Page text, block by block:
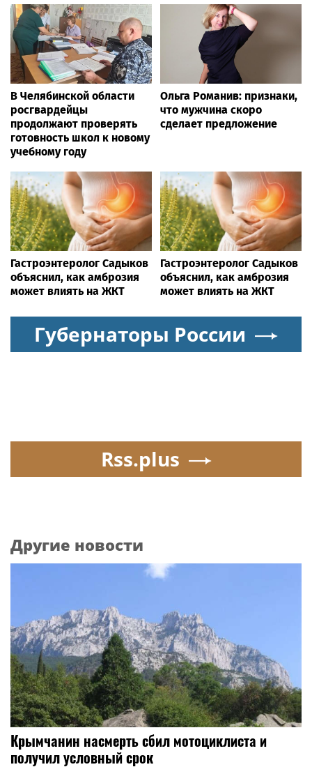
В Челябинской области
росгвардейцы
продолжают проверять
готовность школ к новому
учебному году
Ольга Романив: признаки,
что мужчина скоро
сделает предложение
Гастроэнтеролог Садыков
объяснил, как амброзия
может влиять на ЖКТ
Гастроэнтеролог Садыков
объяснил, как амброзия
может влиять на ЖКТ
Губернаторы России
Rss.plus
Другие новости
Крымчанин насмерть сбил мотоциклиста и
получил условный срок